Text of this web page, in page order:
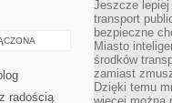
radością
Jeszcze
transport
bezpieczne
Miasto
środków
zamiast
Dzięki temu